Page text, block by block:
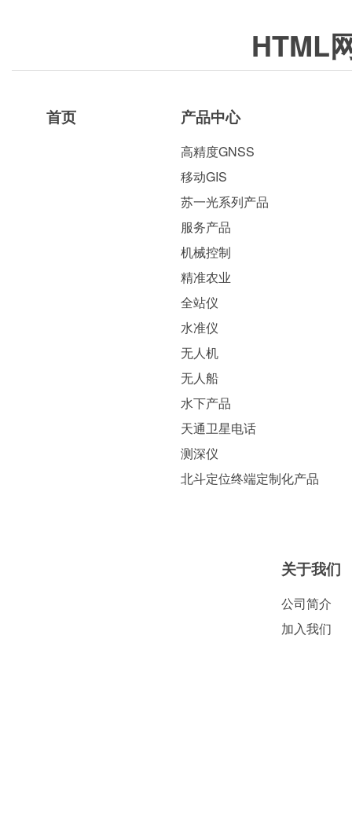
HTML
首页 产品中心
高精度GNSS
移动GIS
苏一光系列产品
服务产品
机械控制
精准农业
全站仪
水准仪
无人机
无人船
水下产品
天通卫星电话
测深仪
北斗定位终端定制化产品
关于我们
公司简介
加入我们